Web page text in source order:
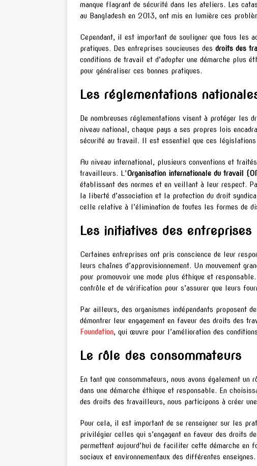
manque flagrant de sécurité dans les ateliers. Les
au Bangladesh en 2013, ont mis en lumière ces
Cependant, il est important de souligner que tous les
pratiques. Des entreprises soucieuses des droits des
conditions de travail et d’adopter une démarche plus
pour généraliser ces bonnes pratiques.
Les réglementations
De nombreuses réglementations visent à protéger les
niveau national, chaque pays a ses propres lois
sécurité au travail. Il est essentiel que ces
Au niveau international, plusieurs conventions et
travailleurs. L’Organisation internationale du travail
établissant des normes et en veillant à leur respect.
la liberté d’association et la protection du droit
celle relative à l’élimination de toutes les formes de
Les initiatives des entreprises
Certaines entreprises ont pris conscience de leur
leurs chaînes d’approvisionnement. Un mouvement
pour promouvoir une mode plus éthique et
contrôle et de vérification pour s’assurer que leurs
Par ailleurs, des organismes indépendants proposent
démontrer leur engagement en faveur des droits des
Foundation, qui œuvre pour l’amélioration des
Le rôle des consommateurs
En tant que consommateurs, nous avons également
dans une démarche éthique et responsable. En
des droits des travailleurs, nous participons à créer
Pour cela, il est important de se renseigner sur les
privilégier celles qui s’engagent en faveur des droits
permettent aujourd’hui de faciliter cette démarche en
sociaux et environnementaux des différentes enseignes.